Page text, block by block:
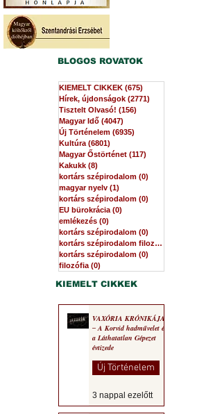
BLOGOS ROVATOK
KIEMELT CIKKEK (675)
Hírek, újdonságok (2771)
Tisztelt Olvasó! (156)
Magyar Idő (4047)
Új Történelem (6935)
Kultúra (6801)
Magyar Őstörténet (117)
Kakukk (8)
kortárs szépirodalom (0)
magyar nyelv (1)
kortárs szépirodalom (0)
EU bürokrácia (0)
emlékezés (0)
kortárs szépirodalom (0)
kortárs szépirodalom filozófia
kortárs szépirodalom (0)
filozófia (0)
KIEMELT CIKKEK
VAXÓRIA KRÓNIKÁJA
‒ A Korvid hadművelet és
a Láthatatlan Gépezet
évtizede
Új Történelem
3 nappal ezelőtt